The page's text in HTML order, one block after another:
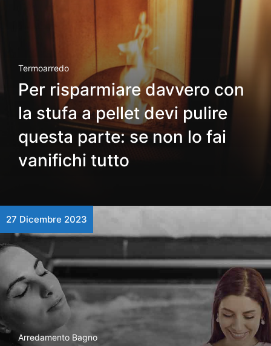
Termoarredo
Per risparmiare davvero con
la stufa a pellet devi pulire
questa parte: se non lo fai
vanifichi tutto
27 Dicembre 2023
Arredamento Bagno